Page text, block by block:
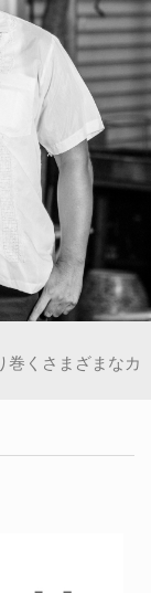
巻くさまざまなカ